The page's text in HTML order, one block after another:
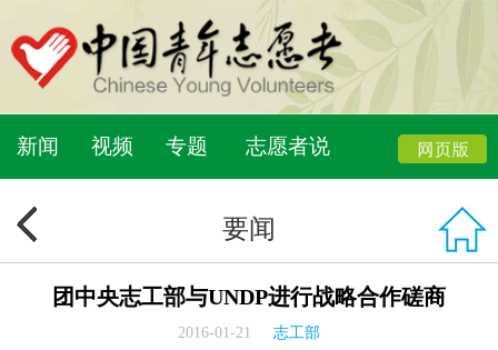
新闻 视频 专题 志愿者说
要闻
团中央志工部与UNDP进行战略合作磋商
2016-01-21 志工部